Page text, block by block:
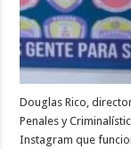
Douglas Rico,
Penales y
Instagram que